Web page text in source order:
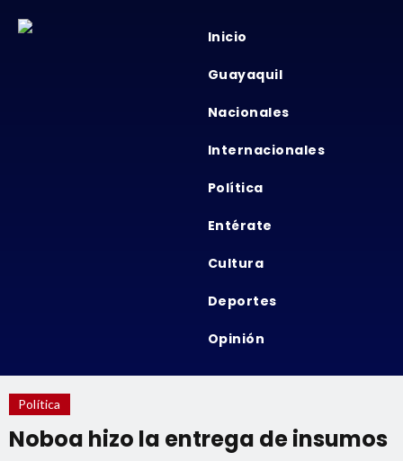
Inicio
Guayaquil
Nacionales
Internacionales
Política
Entérate
Cultura
Deportes
Opinión
Política
Noboa hizo la entrega de insumos